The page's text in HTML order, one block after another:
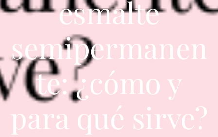
esmalte
semipermanen
te: ¿cómo y
para qué sirve?